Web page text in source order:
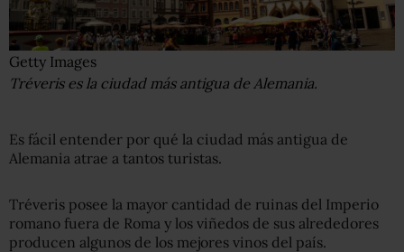
Getty Images
Tréveris es la ciudad más antigua de Alemania.
Es fácil entender por qué la ciudad más antigua de
Alemania atrae a tantos turistas.
Tréveris posee la mayor cantidad de ruinas del Imperio
romano fuera de Roma y los viñedos de sus alrededores
producen algunos de los mejores vinos del país.